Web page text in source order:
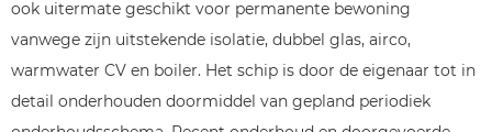
ook uitermate geschikt voor permanente bewoning
vanwege zijn uitstekende isolatie, dubbel glas, airco,
warmwater CV en boiler. Het schip is door de eigenaar tot in
detail onderhouden doormiddel van gepland periodiek